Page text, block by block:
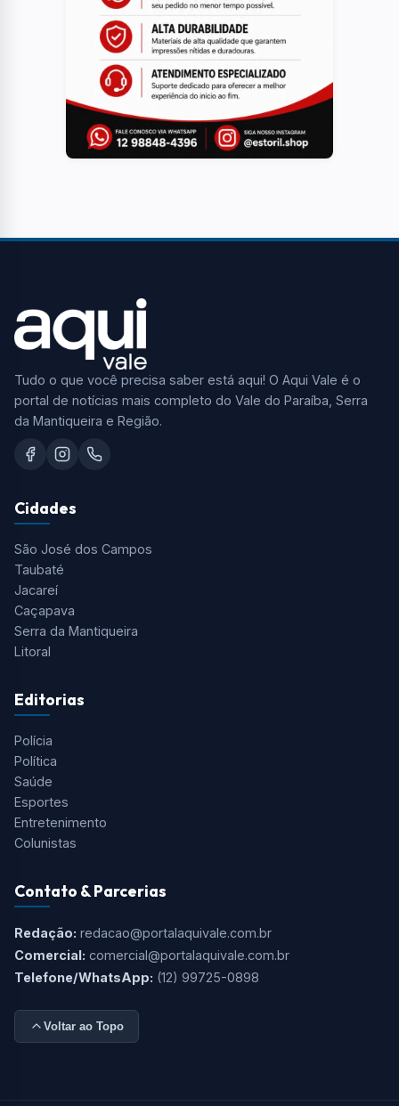
Tudo o que você precisa saber está aqui! O Aqui Vale é o
portal de notícias mais completo do Vale do Paraíba, Serra
da Mantiqueira e Região.
Cidades
São José dos Campos
Taubaté
Jacareí
Caçapava
Serra da Mantiqueira
Litoral
Editorias
Polícia
Política
Saúde
Esportes
Entretenimento
Colunistas
Contato & Parcerias
Redação: redacao@portalaquivale.com.br
Comercial: comercial@portalaquivale.com.br
Telefone/WhatsApp: (12) 99725-0898
Voltar ao Topo